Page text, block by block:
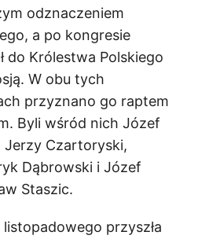
odznaczeniem
a po kongresie
do Królestwa Polskiego
W obu tych
przyznano go raptem
Byli wśród nich Józef
Jerzy Czartoryski,
Dąbrowski i Józef
Staszic.
przyszła